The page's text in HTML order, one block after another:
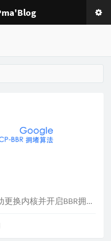
Debian/Ubuntu/CentOS手动更换内核并开启BBR拥塞算法